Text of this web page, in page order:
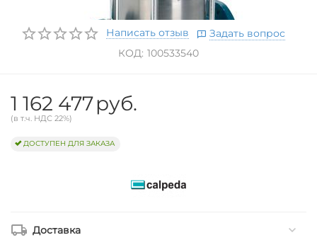
Написать отзыв
Задать вопрос
КОД: 100533540
1 162 477руб.
(в т.ч. НДС 22%)
ДОСТУПЕН ДЛЯ ЗАКАЗА
Доставка